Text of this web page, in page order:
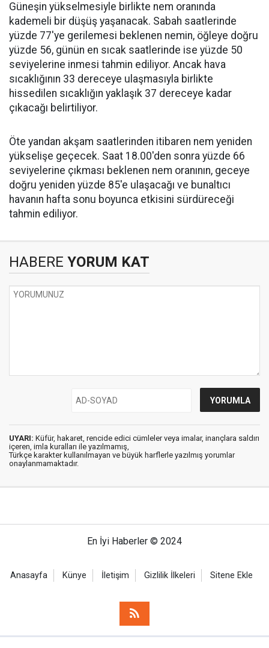
Güneşin yükselmesiyle birlikte nem oranında
kademeli bir düşüş yaşanacak. Sabah saatlerinde
yüzde 77'ye gerilemesi beklenen nemin, öğleye doğru
yüzde 56, günün en sıcak saatlerinde ise yüzde 50
seviyelerine inmesi tahmin ediliyor. Ancak hava
sıcaklığının 33 dereceye ulaşmasıyla birlikte
hissedilen sıcaklığın yaklaşık 37 dereceye kadar
çıkacağı belirtiliyor.
Öte yandan akşam saatlerinden itibaren nem yeniden
yükselişe geçecek. Saat 18.00'den sonra yüzde 66
seviyelerine çıkması beklenen nem oranının, geceye
doğru yeniden yüzde 85'e ulaşacağı ve bunaltıcı
havanın hafta sonu boyunca etkisini sürdüreceği
tahmin ediliyor.
HABERE YORUM KAT
UYARI: Küfür, hakaret, rencide edici cümleler veya imalar, inançlara saldırı
içeren, imla kuralları ile yazılmamış,
Türkçe karakter kullanılmayan ve büyük harflerle yazılmış yorumlar
onaylanmamaktadır.
En İyi Haberler © 2024
Anasayfa Künye İletişim Gizlilik İlkeleri Sitene Ekle